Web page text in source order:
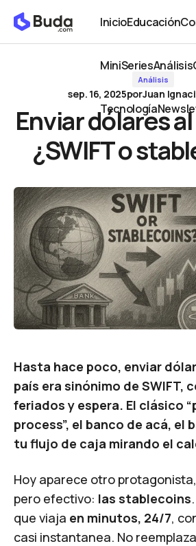
Inicio
Inicio
Educación
Educación
MiniSeries
MiniSeries
Análisis
Análisis
Tecnología
Tecnología
Enviar dólares al exterior: ¿SWIFT o
Análisis
sep. 16, 2025porJuan
Enviar dólares
¿SWIFT o
Hasta hace poco, enviar
país era sinónimo de SWIFT,
feriados y espera. El clásico
process”, el banco de acá, el
tu flujo de caja mirando el
Hoy aparece otro
pero efectivo: las stablecoins
que viaja en minutos, 24/7,
casi instantanea. No